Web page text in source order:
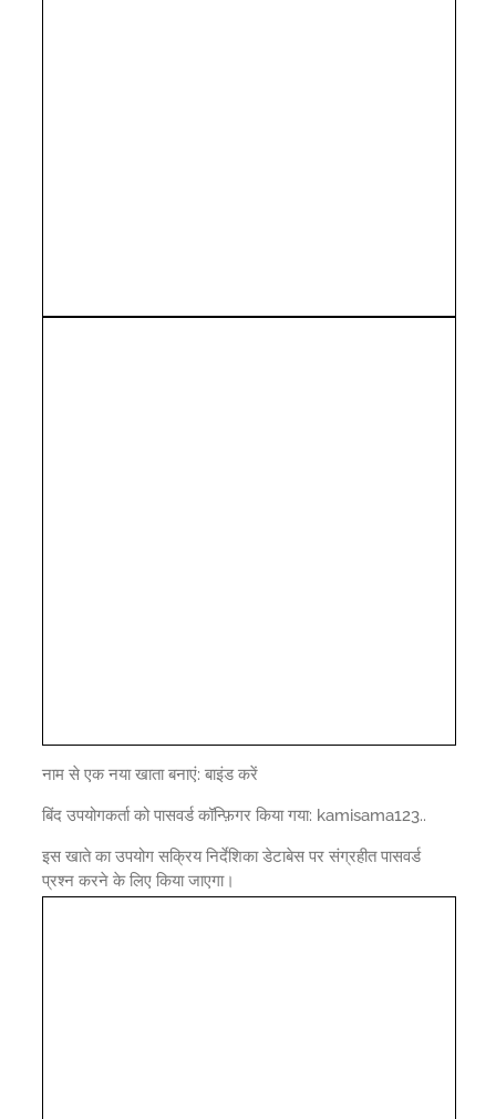
नाम से एक नया खाता बनाएं: बाइंड करें
बिंद उपयोगकर्ता को पासवर्ड कॉन्फ़िगर किया गया: kamisama123..
इस खाते का उपयोग सक्रिय निर्देशिका डेटाबेस पर संग्रहीत पासवर्ड
प्रश्न करने के लिए किया जाएगा।